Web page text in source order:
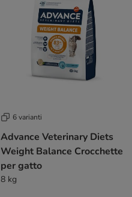
6 varianti
Advance Veterinary Diets
Weight Balance Crocchette
per gatto
8 kg